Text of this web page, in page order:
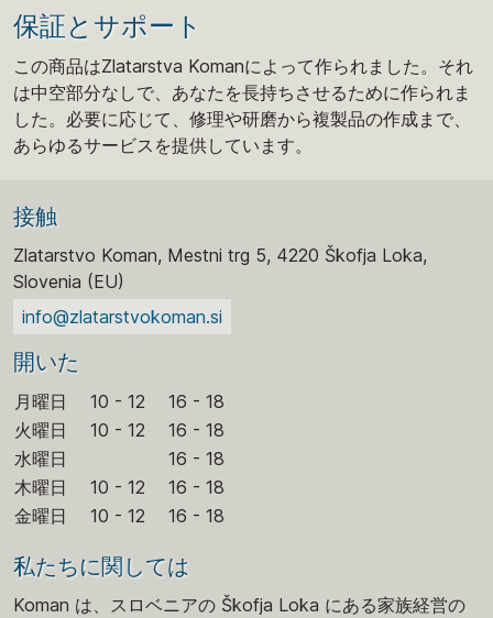
保証とサポート
この商品はZlatarstva Komanによって作られました。それ
は中空部分なしで、あなたを長持ちさせるために作られま
した。必要に応じて、修理や研磨から複製品の作成まで、
あらゆるサービスを提供しています。
接触
Zlatarstvo Koman, Mestni trg 5, 4220 Škofja Loka,
Slovenia (EU)
info@zlatarstvokoman.si
開いた
月曜日 10 - 12
16 - 18
火曜日
10 - 12
16 - 18
水曜日
16 - 18
木曜日
10 - 12
16 - 18
金曜日
10 - 12 16 - 18
私たちに関しては
Koman は、スロベニアの Škofja Loka にある家族経営の